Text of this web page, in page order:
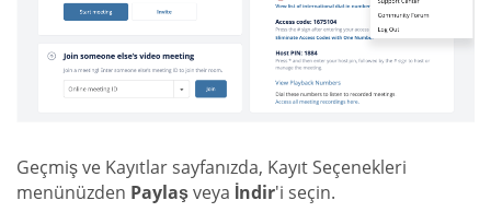
Geçmiş ve Kayıtlar sayfanızda, Kayıt Seçenekleri
menünüzden Paylaşveya İndir'i seçin.